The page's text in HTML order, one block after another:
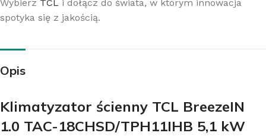
Wybierz TCL i dołącz do świata, w którym innowacja
spotyka się z jakością.
Opis
Klimatyzator ścienny TCL BreezeIN
1.0 TAC-18CHSD/TPH11IHB 5,1 kW